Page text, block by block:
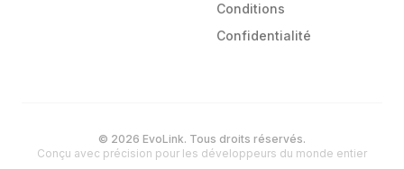
Conditions
Confidentialité
© 2026 EvoLink. Tous droits réservés.
Conçu avec précision pour les développeurs du monde entier